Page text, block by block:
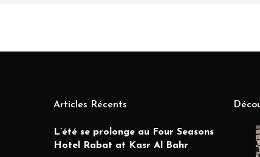
Articles Récents
L’été se prolonge au Four Seasons
Hotel Rabat at Kasr Al Bahr